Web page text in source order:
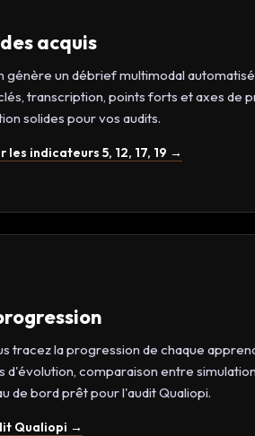
acquis
génère un débrief multimodal
transcription, points forts et axes de
solides pour vos audits.
les indicateurs 5, 12, 17, 19 →
tracez la progression de chaque
d'évolution, comparaison entre
de bord prêt pour l'audit Qualiopi.
Qualiopi →